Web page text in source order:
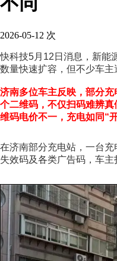
2026-05-12 次
快科技5月12日消息，新能
数量快速扩容，但不少车主
济南多位车主反映，部分
个二维码，不仅扫码难辨
维码电价不一，充电如同“开
在济南部分充电站，一台
失效码及各类广告码，车主